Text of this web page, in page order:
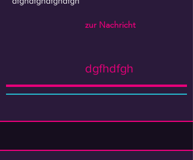
zur Nachricht
dgfhdfgh